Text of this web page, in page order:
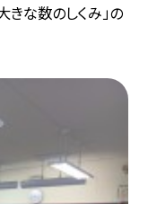
きな数のしくみ」の